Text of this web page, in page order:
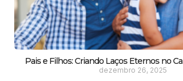
Pais e Filhos: Criando Laços Eternos no
dezembro 26, 2025